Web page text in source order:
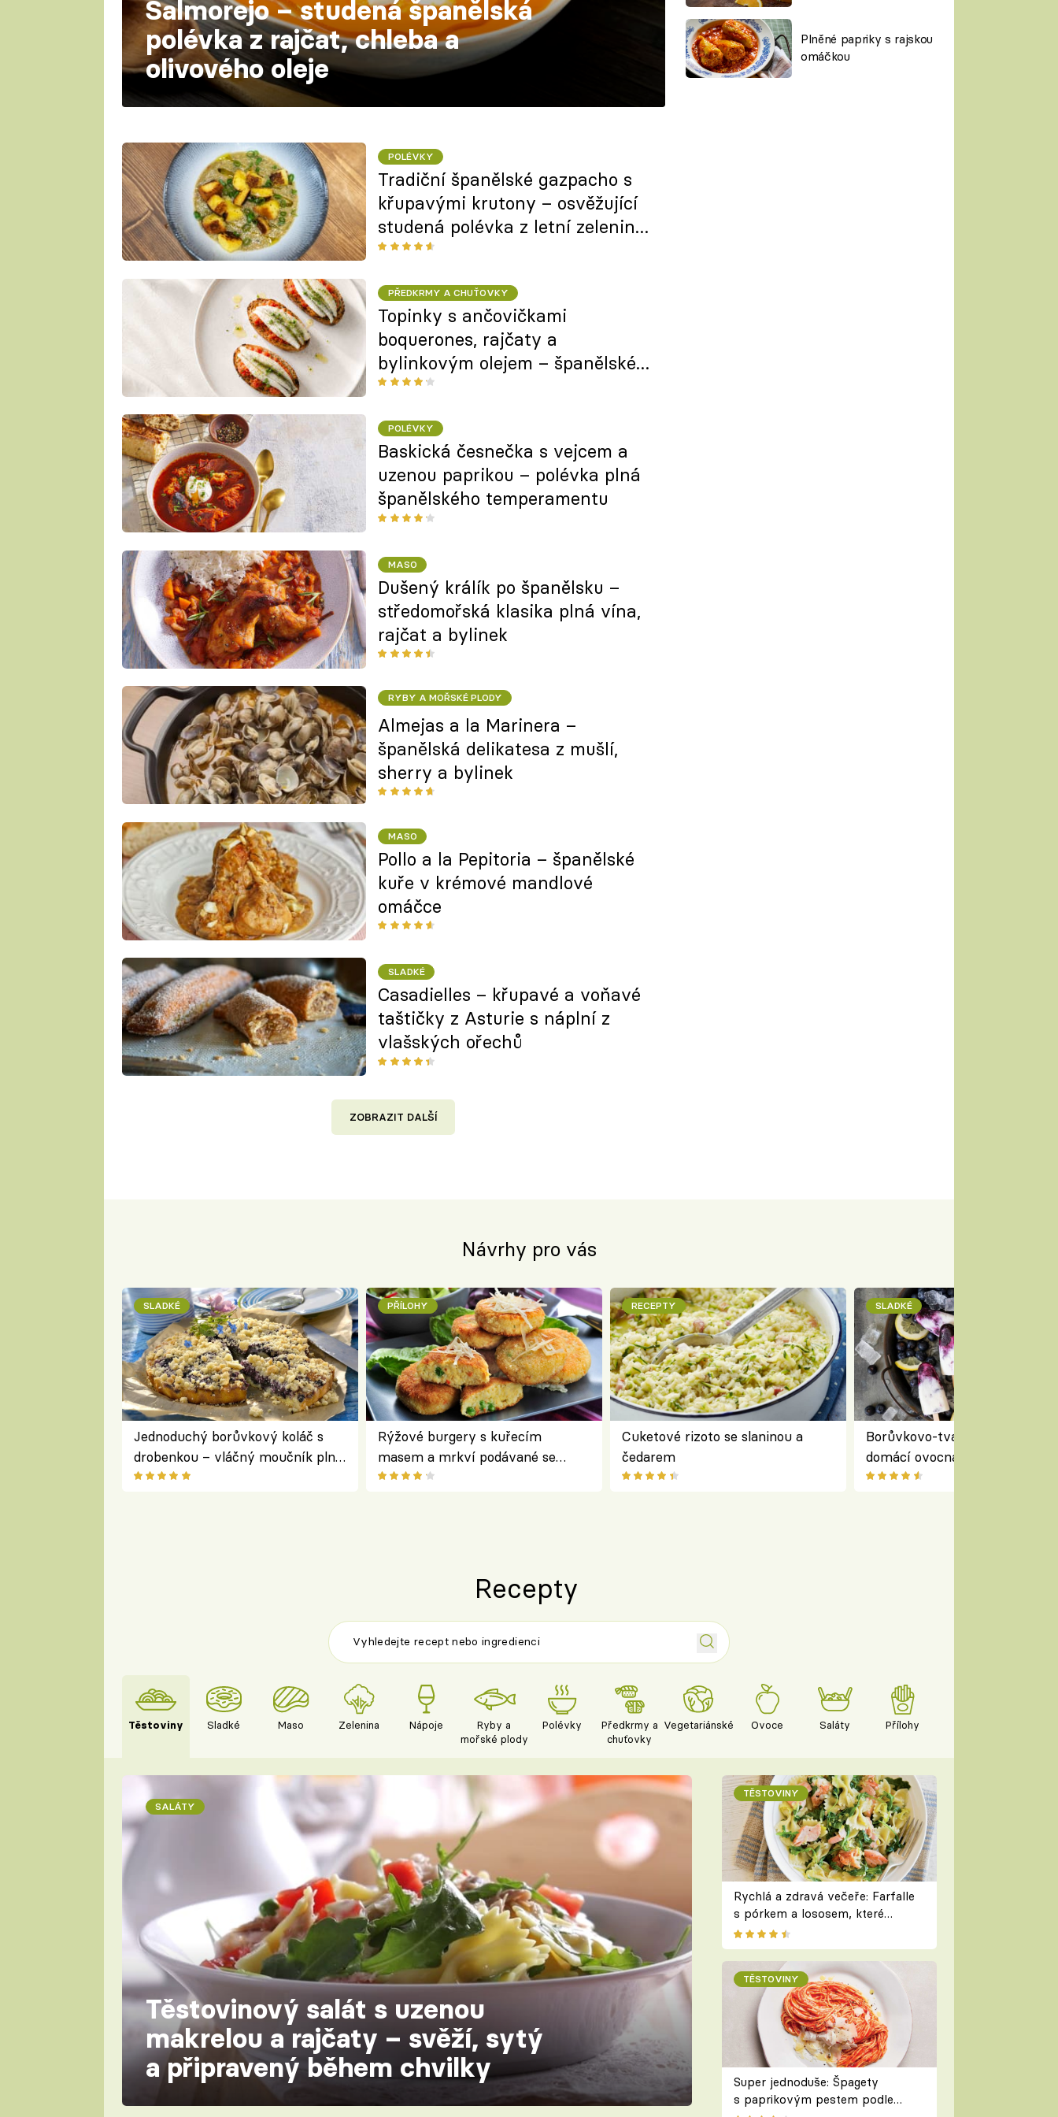
Plněné papriky s rajskou
omáčkou
Salmorejo – studená španělská
polévka z rajčat, chleba a
olivového oleje
POLÉVKY
Tradiční španělské gazpacho s
křupavými krutony – osvěžující
studená polévka z letní zeleniny
podle Filipa Sajlera
PŘEDKRMY A CHUŤOVKY
Topinky s ančovičkami
boquerones, rajčaty a
bylinkovým olejem – španělské
rybí tapas
POLÉVKY
Baskická česnečka s vejcem a
uzenou paprikou – polévka plná
španělského temperamentu
MASO
Dušený králík po španělsku –
středomořská klasika plná vína,
rajčat a bylinek
RYBY A MOŘSKÉ PLODY
Almejas a la Marinera –
španělská delikatesa z mušlí,
sherry a bylinek
MASO
Pollo a la Pepitoria – španělské
kuře v krémové mandlové
omáčce
SLADKÉ
Casadielles – křupavé a voňavé
taštičky z Asturie s náplní z
vlašských ořechů
ZOBRAZIT DALŠÍ
Návrhy pro vás
SLADKÉ
Jednoduchý borůvkový koláč s
drobenkou – vláčný moučník plný
ovoce
PŘÍLOHY
Rýžové burgery s kuřecím
masem a mrkví podávané se
salátem – lehká a chutná večeře
RECEPTY
Cuketové rizoto se slaninou a
čedarem
SLADKÉ
Borůvkovo-tvarohové nanuky
domácí ovocná zmrzlina na
Recepty
Těstoviny Sladké Maso Zelenina Nápoje
Ryby a
mořské plody
Polévky
Předkrmy a
chuťovky
Vegetariánské Ovoce Saláty Přílohy
SALÁTY
Těstovinový salát s uzenou
makrelou a rajčaty – svěží, sytý
a připravený během chvilky
TĚSTOVINY
Rychlá a zdravá večeře: Farfalle
s pórkem a lososem, které
zvládnete do 30 minut
TĚSTOVINY
Super jednoduše: Špagety
s paprikovým pestem podle